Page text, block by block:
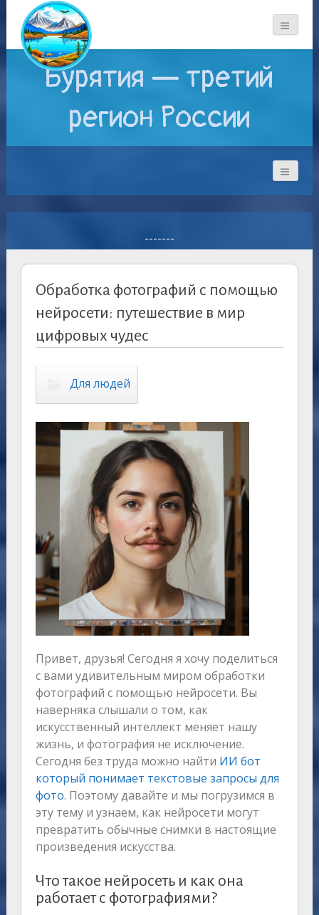
Бурятия — третий
регион России
-------
Обработка фотографий с помощью
нейросети: путешествие в мир
цифровых чудес
Для людей
Привет, друзья! Сегодня я хочу поделиться
с вами удивительным миром обработки
фотографий с помощью нейросети. Вы
наверняка слышали о том, как
искусственный интеллект меняет нашу
жизнь, и фотография не исключение.
Сегодня без труда можно найти ИИ бот
который понимает текстовые запросы для
фото. Поэтому давайте и мы погрузимся в
эту тему и узнаем, как нейросети могут
превратить обычные снимки в настоящие
произведения искусства.
Что такое нейросеть и как она
работает с фотографиями?